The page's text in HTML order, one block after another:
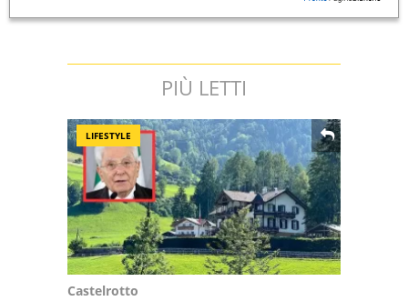
PIÙ LETTI
LIFESTYLE
Castelrotto